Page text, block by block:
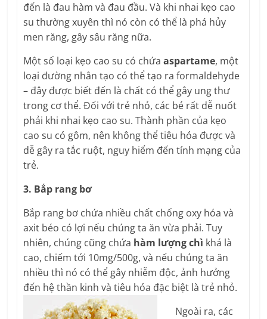
đến là đau hàm và đau đầu. Và khi nhai kẹo cao
su thường xuyên thì nó còn có thể là phá hủy
men răng, gây sâu răng nữa.
Một số loại kẹo cao su có chứaaspartame, một
loại đường nhân tạo có thể tạo ra formaldehyde
– đây được biết đến là chất có thể gây ung thư
trong cơ thể. Đối với trẻ nhỏ, các bé rất dễ nuốt
phải khi nhai kẹo cao su. Thành phần của kẹo
cao su có gôm, nên không thể tiêu hóa được và
dễ gây ra tắc ruột, nguy hiểm đến tính mạng của
trẻ.
3. Bắp rang bơ
Bắp rang bơ chứa nhiều chất chống oxy hóa và
axit béo có lợi nếu chúng ta ăn vừa phải. Tuy
nhiên, chúng cũng chứa hàm lượng chì khá là
cao, chiếm tới 10mg/500g, và nếu chúng ta ăn
nhiều thì nó có thể gây nhiễm độc, ảnh hưởng
đến hệ thần kinh và tiêu hóa đặc biệt là trẻ nhỏ.
Ngoài ra, các